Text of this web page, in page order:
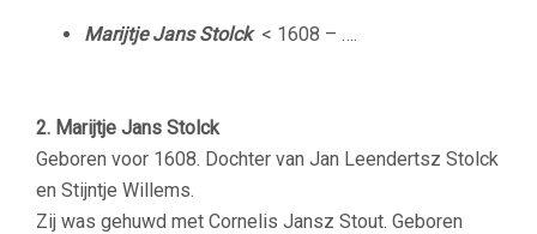
Marijtje Jans Stolck < 1608 – ….
2. Marijtje Jans Stolck
Geboren voor 1608. Dochter van Jan Leendertsz Stolck
en Stijntje Willems.
Zij was gehuwd met Cornelis Jansz Stout. Geboren